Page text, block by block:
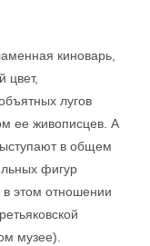
киноварь,
цвет,
лугов
ее живописцев. А
в общем
фигур
в этом отношении
музее).